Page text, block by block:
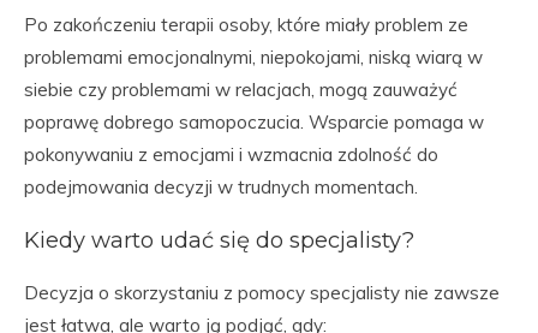
Po zakończeniu terapii osoby, które miały problem ze
problemami emocjonalnymi, niepokojami, niską wiarą w
siebie czy problemami w relacjach, mogą zauważyć
poprawę dobrego samopoczucia. Wsparcie pomaga w
pokonywaniu z emocjami i wzmacnia zdolność do
podejmowania decyzji w trudnych momentach.
Kiedy warto udać się do specjalisty?
Decyzja o skorzystaniu z pomocy specjalisty nie zawsze
jest łatwa, ale warto ją podjąć, gdy: